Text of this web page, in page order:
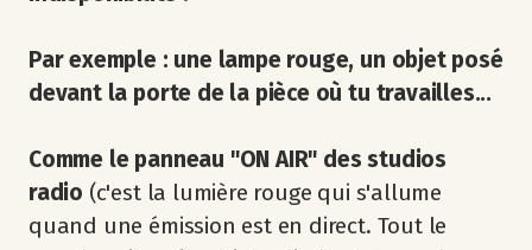
Par exemple : une lampe rouge, un objet posé
devant la porte de la pièce où tu travailles...
Comme le panneau "ON AIR" des studios
radio (c'est la lumière rouge qui s'allume
quand une émission est en direct. Tout le